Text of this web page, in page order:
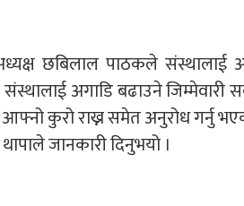
छबिलाल पाठकले संस्थालाई
अगाडि बढाउने
कुरो राख्न समेत अनुरोध गर्नु
जानकारी दिनुभयो ।